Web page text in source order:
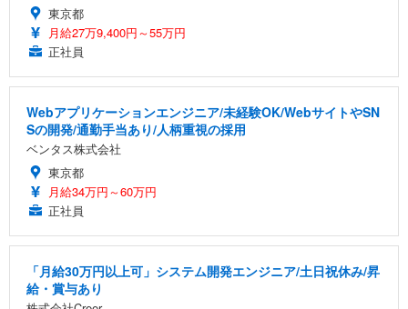
東京都
月給27万9,400円～55万円
正社員
Webアプリケーションエンジニア/未経験OK/WebサイトやSN
Sの開発/通勤手当あり/人柄重視の採用
ベンタス株式会社
東京都
月給34万円～60万円
正社員
「月給30万円以上可」システム開発エンジニア/土日祝休み/昇
給・賞与あり